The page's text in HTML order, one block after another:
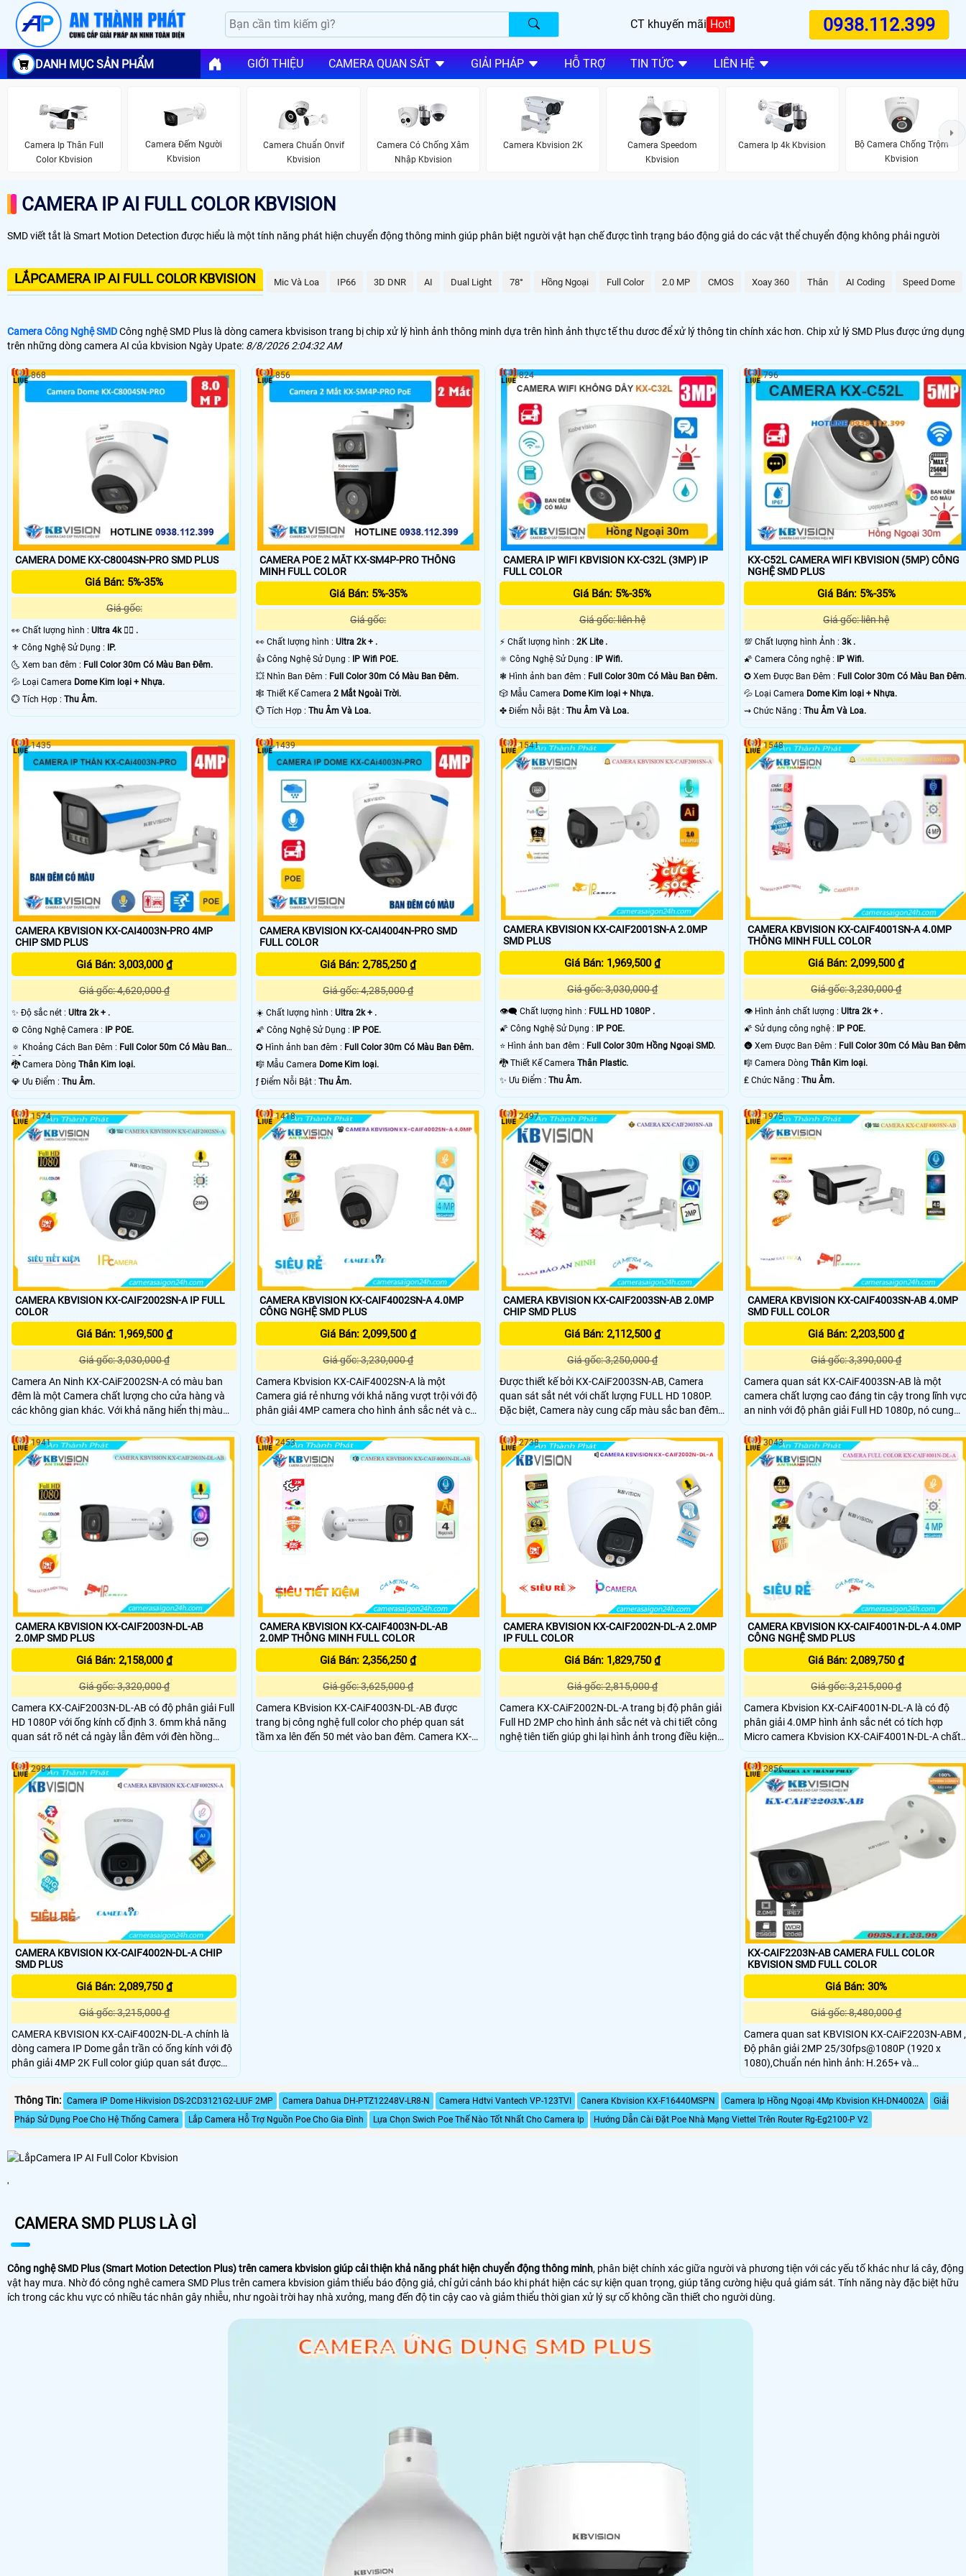
CT khuyến mãi Hot! 0938.112.399
DANH MỤC SẢN PHẨM GIỚI THIỆU CAMERA QUAN SÁT GIẢI PHÁP HỖ TRỢ TIN TỨC LIÊN HỆ
Camera Ip Thân Full
Color Kbvision
Camera Đếm Người
Kbvision
Camera Chuẩn Onvif
Kbvision
Camera Có Chống Xâm
Nhập Kbvision
Camera Kbvision 2K
Camera Speedom
Kbvision
Camera Ip 4k Kbvision
Bộ Camera Chống Trộm
Kbvision
CAMERA IP AI FULL COLOR KBVISION
SMD viết tắt là Smart Motion Detection được hiểu là một tính năng phát hiện chuyển động thông minh giúp phân biệt người vật hạn chế được tình trạng báo động giả do các vật thể chuyển động không phải người
LẮPCAMERA IP AI FULL COLOR KBVISION Mic Và Loa IP66 3D DNR AI Dual Light 78° Hồng Ngoại Full Color 2.0 MP CMOS Xoay 360 Thân AI Coding Speed Dome
Camera Công Nghệ SMDCông nghệ SMD Plus là dòng camera kbvisison trang bị chip xử lý hình ảnh thông minh dựa trên hình ảnh thực tế thu dươc để xử lý thông tin chính xác hơn. Chip xử lý SMD Plus được ứng dụng
trên những dòng camera AI của kbvision Ngày Upate: 8/8/2026 2:04:32 AM
CAMERA DOME KX-C8004SN-PRO SMD PLUS
Giá Bán: 5%-35%
Giá gốc:
️👀 Chất lượng hình : Ultra 4k 👍🏾 .
⚜️ Công Nghệ Sử Dụng :
IP.
🌜 Xem ban đêm : Full Color 30m Có Màu Ban Ðêm.
💦 Loại Camera Dome Kim loại + Nhựa.
️💮 Tích Hợp : Thu Âm.
868
CAMERA POE 2 MẮT KX-SM4P-PRO THÔNG
MINH FULL COLOR
Giá Bán: 5%-35%
Giá gốc:
️👀 Chất lượng hình : Ultra 2k + .
👍 Công Nghệ Sử Dụng :
IP Wifi POE.
💥 Nhìn Ban Đêm : Full Color 30m Có Màu Ban Ðêm.
🕸️ Thiết Kế Camera 2 Mắt Ngoài Trời.
️💮 Tích Hợp : Thu Âm Và Loa.
856
CAMERA IP WIFI KBVISION KX-C32L (3MP) IP
FULL COLOR
Giá Bán: 5%-35%
Giá gốc: liên hệ
️⚡ Chất lượng hình :2K Lite .
⚛️ Công Nghệ Sử Dụng :
IP Wifi.
❃ Hình ảnh ban đêm : Full Color 30m Có Màu Ban Ðêm.
🎲 Mẫu Camera Dome Kim loại + Nhựa.
️✤ Điểm Nỗi Bật :Thu Âm Và Loa.
824
KX-C52L CAMERA WIFI KBVISION (5MP) CÔNG
NGHỆ SMD PLUS
Giá Bán: 5%-35%
Giá gốc: liên hệ
💯 Chất lượng hình Ảnh : 3k .
🌠 Camera Công nghệ :
IP Wifi.
✪ Xem Được Ban Đêm : Full Color 30m Có Màu Ban Ðêm.
💦 Loại Camera Dome Kim loại + Nhựa.
️⇝ Chức Năng : Thu Âm Và Loa.
796
CAMERA KBVISION KX-CAI4003N-PRO 4MP
CHIP SMD PLUS
Giá Bán: 3,003,000 ₫
Giá gốc: 4,620,000 ₫
✨ Độ sắc nét : Ultra 2k + .
⚙ Công Nghệ Camera :
IP POE.
🔅 Khoảng Cách Ban Đêm : Full Color 50m Có Màu Ban
Ðêm.🐉️ Camera Dòng Thân Kim loại.
️💎 Ưu Điểm : Thu Âm.
1435
CAMERA KBVISION KX-CAI4004N-PRO SMD
FULL COLOR
Giá Bán: 2,785,250 ₫
Giá gốc: 4,285,000 ₫
☀️ Chất lượng hình : Ultra 2k + .
🌠 Công Nghệ Sử Dụng :
IP POE.
✪ Hình ảnh ban đêm : Full Color 30m Có Màu Ban Ðêm.
🎼️ Mẫu Camera Dome Kim loại.
️ƒ Điểm Nỗi Bật : Thu Âm.
1439
CAMERA KBVISION KX-CAIF2001SN-A 2.0MP
SMD PLUS
Giá Bán: 1,969,500 ₫
Giá gốc: 3,030,000 ₫
👁️‍🗨 Chất lượng hình : FULL HD 1080P .
🌠 Công Nghệ Sử Dụng :
IP POE.
⭐ Hình ảnh ban đêm : Full Color 30m Hồng Ngoại SMD.
🐉️ Thiết Kế CameraThân Plastic.
️✨ Ưu Điểm :Thu Âm.
1541
CAMERA KBVISION KX-CAIF4001SN-A 4.0MP
THÔNG MINH FULL COLOR
Giá Bán: 2,099,500 ₫
Giá gốc: 3,230,000 ₫
👁 Hình ảnh chất lượng : Ultra 2k + .
🌠 Sử dụng công nghệ :
IP POE.
🌚 Xem Được Ban Đêm : Full Color 30m Có Màu Ban
🎼️ Camera Dòng Thân Kim loại.
️₤ Chức Năng : Thu Âm.
1548
CAMERA KBVISION KX-CAIF2002SN-A IP FULL
COLOR
Giá Bán: 1,969,500 ₫
Giá gốc: 3,030,000 ₫
Camera An Ninh KX-CAiF2002SN-A có màu ban
đêm là một Camera chất lượng cho cửa hàng và
các không gian khác. Với khả năng hiển thị màu
sắc trực tiếp ban đêm và khoảng cách xem đến
30m, camera này đáp ứng nhu cầu quan sát hiệu
quả trong ánh sáng yếu
1574
CAMERA KBVISION KX-CAIF4002SN-A 4.0MP
CÔNG NGHỆ SMD PLUS
Giá Bán: 2,099,500 ₫
Giá gốc: 3,230,000 ₫
Camera Kbvision KX-CAiF4002SN-A là một
Camera giá rẻ nhưng với khả năng vượt trội với độ
phân giải 4MP camera cho hình ảnh sắc nét và chi
tiết. Thiết kế nhỏ gọn và dễ dàng lắp đặt, giúp
camera phù hợp với nhiều không gian khác nhau.
Đèn hồng ngoại thông minh cho phép quan sát
trong bóng tối tới 30m
1418
CAMERA KBVISION KX-CAIF2003SN-AB 2.0MP
CHIP SMD PLUS
Giá Bán: 2,112,500 ₫
Giá gốc: 3,250,000 ₫
Được thiết kế bởi KX-CAiF2003SN-AB, Camera
quan sát sắt nét với chất lượng FULL HD 1080P.
Đặc biệt, Camera này cung cấp màu sắc ban đêm
với độ rõ nét đến 50m. Được thiết kế đáp ứng yêu
cầu lắp đặt trong nhà xưởng, Camera có thân kim
loại chắc chắn. Công nghệ IP POE giúp kết nối dễ
dàng và thuận tiện
2497
CAMERA KBVISION KX-CAIF4003SN-AB 4.0MP
SMD FULL COLOR
Giá Bán: 2,203,500 ₫
Giá gốc: 3,390,000 ₫
Camera quan sát KX-CAiF4003SN-AB là một
camera chất lượng cao đáng tin cậy trong lĩnh vực
an ninh với độ phân giải Full HD 1080p, nó cung
cấp hình ảnh sắc nét và chất lượng cao đảm bảo
giám sát tốt nhất. Camera Kbvision KX-
CAiF4003SN-AB 4
1975
CAMERA KBVISION KX-CAIF2003N-DL-AB
2.0MP SMD PLUS
Giá Bán: 2,158,000 ₫
Giá gốc: 3,320,000 ₫
Camera KX-CAiF2003N-DL-AB có độ phân giải Full
HD 1080P với ống kính cố định 3. 6mm khả năng
quan sát rõ nét cả ngày lẫn đêm với đèn hồng
ngoại thông minh có tầm quan sát lên đến 35m.
1941
CAMERA KBVISION KX-CAIF4003N-DL-AB
2.0MP THÔNG MINH FULL COLOR
Giá Bán: 2,356,250 ₫
Giá gốc: 3,625,000 ₫
Camera KBvision KX-CAiF4003N-DL-AB được
trang bị công nghệ full color cho phép quan sát
tầm xa lên đến 50 mét vào ban đêm. Camera KX-
CAiF4003N-DL-AB hỗ trợ các tính năng thông
2453
CAMERA KBVISION KX-CAIF2002N-DL-A 2.0MP
IP FULL COLOR
Giá Bán: 1,829,750 ₫
Giá gốc: 2,815,000 ₫
Camera KX-CAiF2002N-DL-A trang bị độ phân giải
Full HD 2MP cho hình ảnh sắc nét và chi tiết công
nghệ tiên tiến giúp ghi lại hình ảnh trong điều kiện
ánh sáng yếu, đảm bảo không bỏ lỡ bất kỳ khoảnh
2738
CAMERA KBVISION KX-CAIF4001N-DL-A 4.0MP
CÔNG NGHỆ SMD PLUS
Giá Bán: 2,089,750 ₫
Giá gốc: 3,215,000 ₫
Camera Kbvision KX-CAiF4001N-DL-A là có độ
phân giải 4.0MP hình ảnh sắc nét có tích hợp
Micro camera Kbvision KX-CAiF4001N-DL-A chất
lượng cao chống ngược sáng DWDR tích hợp đèn
LED trợ sáng với khoảng cách 30m camera hỗ trợ
tiêu chuẩn IP67 có thể lắp đặt camera cả trong
nhà lẫn ngoài trời
3043
CAMERA KBVISION KX-CAIF4002N-DL-A CHIP
SMD PLUS
Giá Bán: 2,089,750 ₫
Giá gốc: 3,215,000 ₫
CAMERA KBVISION KX-CAiF4002N-DL-A chính là
dòng camera IP Dome gắn trần có ống kính với độ
phân giải 4MP 2K Full color giúp quan sát được
hình ảnh rõ ràng và chất lượng. CAMERA
KBVISION KX-CAiF4002N-DL-A hỗ trợ tiêu chuẩn
IP67, có thể lắp đặt Camera cả trong nhà lẫn ngoài
trời
2984
KX-CAIF2203N-AB CAMERA FULL COLOR
KBVISION SMD FULL COLOR
Giá Bán: 30%
Giá gốc: 8,480,000 ₫
Camera quan sat KBVISION KX-CAiF2203N-ABM ,
Độ phân giải 2MP 25/30fps@1080P (1920 x
1080),Chuẩn nén hình ảnh: H.265+ và
H.264+,Công nghệ Full-Color với độ nhạy sáng
0.0015 Lux@F1
2856
Thông Tin: Camera IP Dome Hikvision DS-2CD3121G2-LIUF 2MP Camera Dahua DH-PTZ12248V-LR8-N Camera Hdtvi Vantech VP-123TVI Canera Kbvision KX-F16440MSPN Camera Ip Hồng Ngoại 4Mp Kbvision KH-DN4002A
Giải
Pháp Sử Dụng Poe Cho Hệ Thống Camera
Lắp Camera Hỗ Trợ Nguồn Poe Cho Gia Đình Lựa Chọn Swich Poe Thế Nào Tốt Nhất Cho Camera Ip Hướng Dẫn Cài Đặt Poe Nhà Mạng Viettel Trên Router Rg-Eg2100-P V2
'
CAMERA SMD PLUS LÀ GÌ
Công nghệ SMD Plus (Smart Motion Detection Plus) trên camera kbvision giúp cải thiện khả năng phát hiện chuyển động thông minh, phân biệt chính xác giữa người và phương tiện với các yếu tố khác như lá cây, động
vật hay mưa. Nhờ đó công nghê camera SMD Plus trên camera kbvision giảm thiểu báo động giả, chỉ gửi cảnh báo khi phát hiện các sự kiện quan trọng, giúp tăng cường hiệu quả giám sát. Tính năng này đặc biệt hữu
ích trong các khu vực có nhiều tác nhân gây nhiễu, như ngoài trời hay nhà xưởng, mang đến độ tin cậy cao và giảm thiểu thời gian xử lý sự cố không cần thiết cho người dùng.